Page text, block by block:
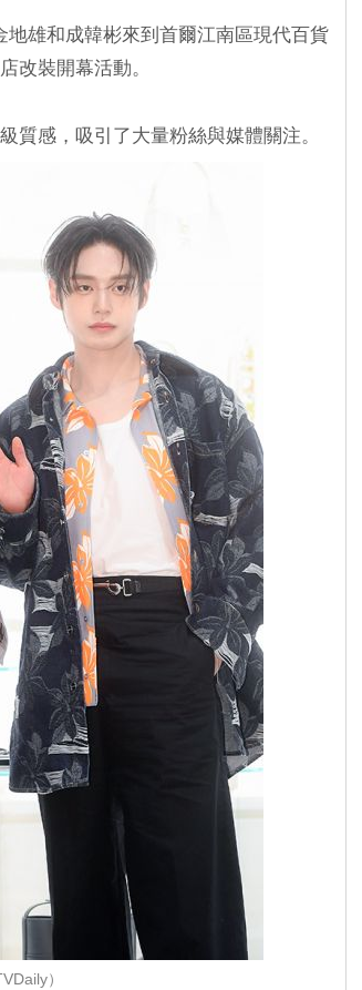
雄和成韓彬來到首爾江南區現代百貨
改裝開幕活動。
質感，吸引了大量粉絲與媒體關注。
）